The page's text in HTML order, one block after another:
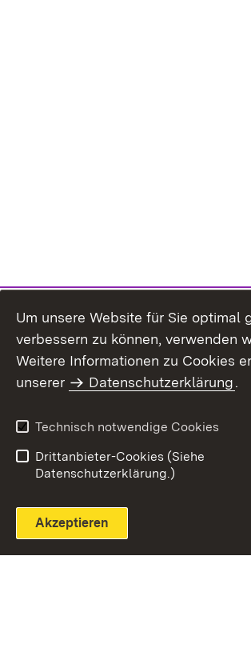
Themenübersicht
Um unsere Website für Sie optimal
verbessern zu können, verwenden
Weitere Informationen zu Cookies
unserer
Datenschutzerklärung.
Technisch notwendige Cookies
Drittanbieter-Cookies (Siehe
Datenschutzerklärung.)
Akzeptieren